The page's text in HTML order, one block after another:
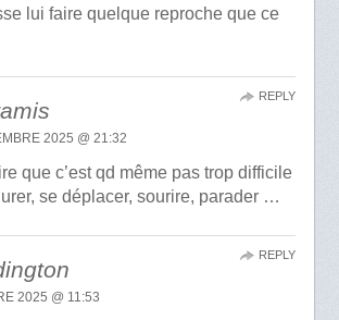
lui faire quelque reproche que ce
2025 @ 21:32
que c’est qd même pas trop difficile
se déplacer, sourire, parader …
REPLY
2025 @ 11:53
REPLY